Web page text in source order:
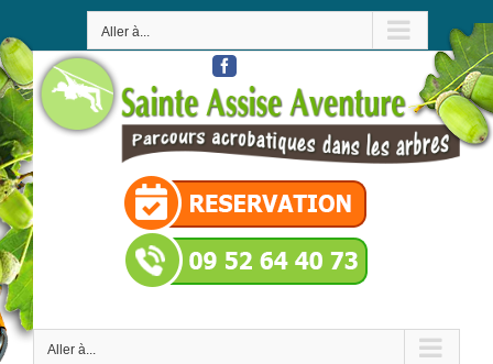
contenu
Aller à...
Facebook
Aller à...